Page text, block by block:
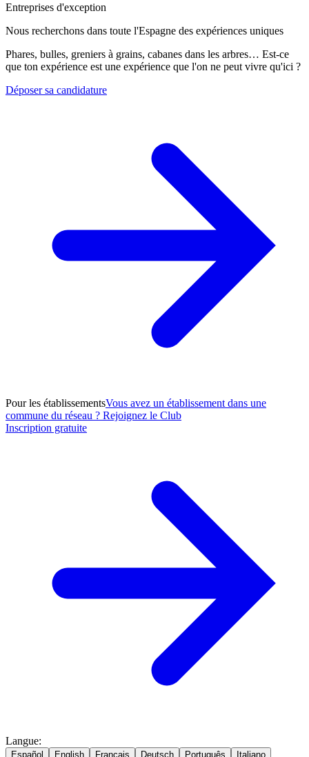
Entreprises d'exception
Nous recherchons dans toute l'Espagne des expériences uniques
Phares, bulles, greniers à grains, cabanes dans les arbres… Est-ce
que ton expérience est une expérience que l'on ne peut vivre qu'ici ?
Déposer sa candidature
Pour les établissementsVous avez un établissement dans une
commune du réseau ? Rejoignez le Club
Inscription gratuite
Langue:
Español English Français Deutsch Português Italiano